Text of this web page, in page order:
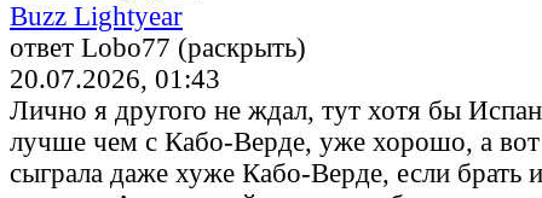
Buzz Lightyear
ответ Lobo77 (раскрыть)
20.07.2026, 01:43
Лично я другого не ждал, тут хотя бы
лучше чем с Кабо-Верде, уже хорошо, а
сыграла даже хуже Кабо-Верде, если брать